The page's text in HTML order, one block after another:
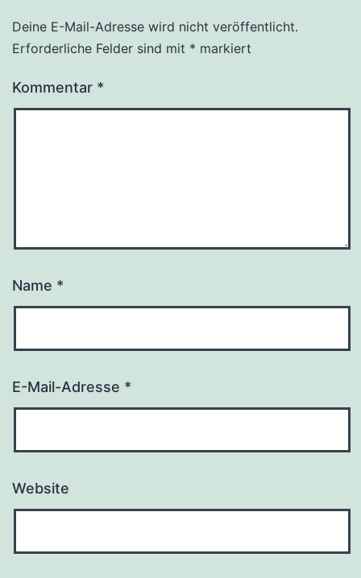
Deine E-Mail-Adresse wird nicht veröffentlicht.
Erforderliche Felder sind mit * markiert
Kommentar *
Name *
E-Mail-Adresse *
Website